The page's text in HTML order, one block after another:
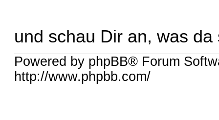
und schau Dir an, was
Powered by phpBB® Forum
http://www.phpbb.com/